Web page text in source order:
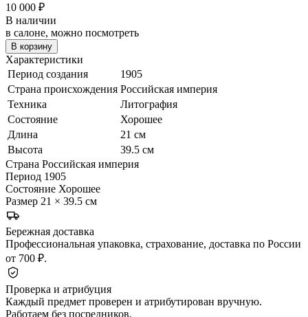
10 000 ₽
В наличии
в салоне, можно посмотреть
В корзину
Характеристики
Период создания
1905
Страна происхождения Российская империя
Техника
Литография
Состояние
Хорошее
Длина
21 см
Высота
39.5 см
Страна Российская империя
Период 1905
Состояние Хорошее
Размер 21 × 39.5 см
Бережная доставка
Профессиональная упаковка, страхование, доставка по России
от 700 ₽.
Проверка и атрибуция
Каждый предмет проверен и атрибутирован вручную.
Работаем без посредников.